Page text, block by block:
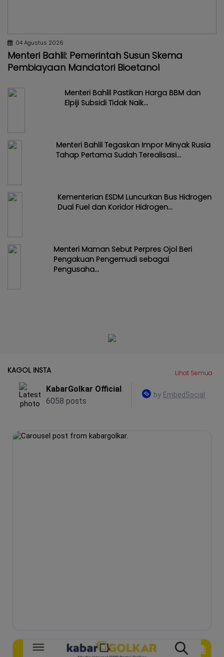
04 Agustus 2026
Menteri Bahlil: Pemerintah Susun Skema
Pembiayaan Mandatori Bioetanol
Menteri Bahlil Pastikan Harga BBM dan
Elpiji Subsidi Tidak Naik...
Menteri Bahlil Tegaskan Impor Minyak Rusia
Tahap Pertama Sudah Terealisasi...
Kementerian ESDM Luncurkan Bus Hidrogen
Dual Fuel dan Koridor Hidrogen...
Menteri Maman Sebut Perpres Ojol Beri
Pengakuan Pengemudi sebagai
Pengusaha...
KAGOL INSTA Lihat Semua